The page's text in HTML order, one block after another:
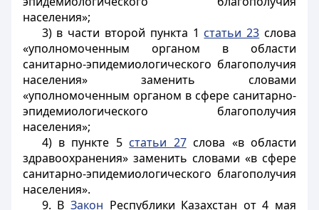
населения»;
3) в части второй пункта 1 статьи 23 слова
«уполномоченным органом в области
санитарно-эпидемиологического благополучия
населения» заменить словами
«уполномоченным органом в сфере санитарно-
эпидемиологического благополучия
населения»;
4) в пункте 5 статьи 27слова «в области
здравоохранения» заменить словами «в сфере
санитарно-эпидемиологического благополучия
населения».
9. В Закон Республики Казахстан от 4 мая